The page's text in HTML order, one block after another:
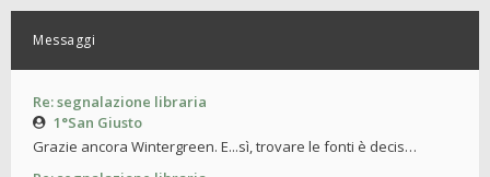
Messaggi
Re: segnalazione libraria
1°San Giusto
Grazie ancora Wintergreen. E...sì, trovare le fonti è decis…